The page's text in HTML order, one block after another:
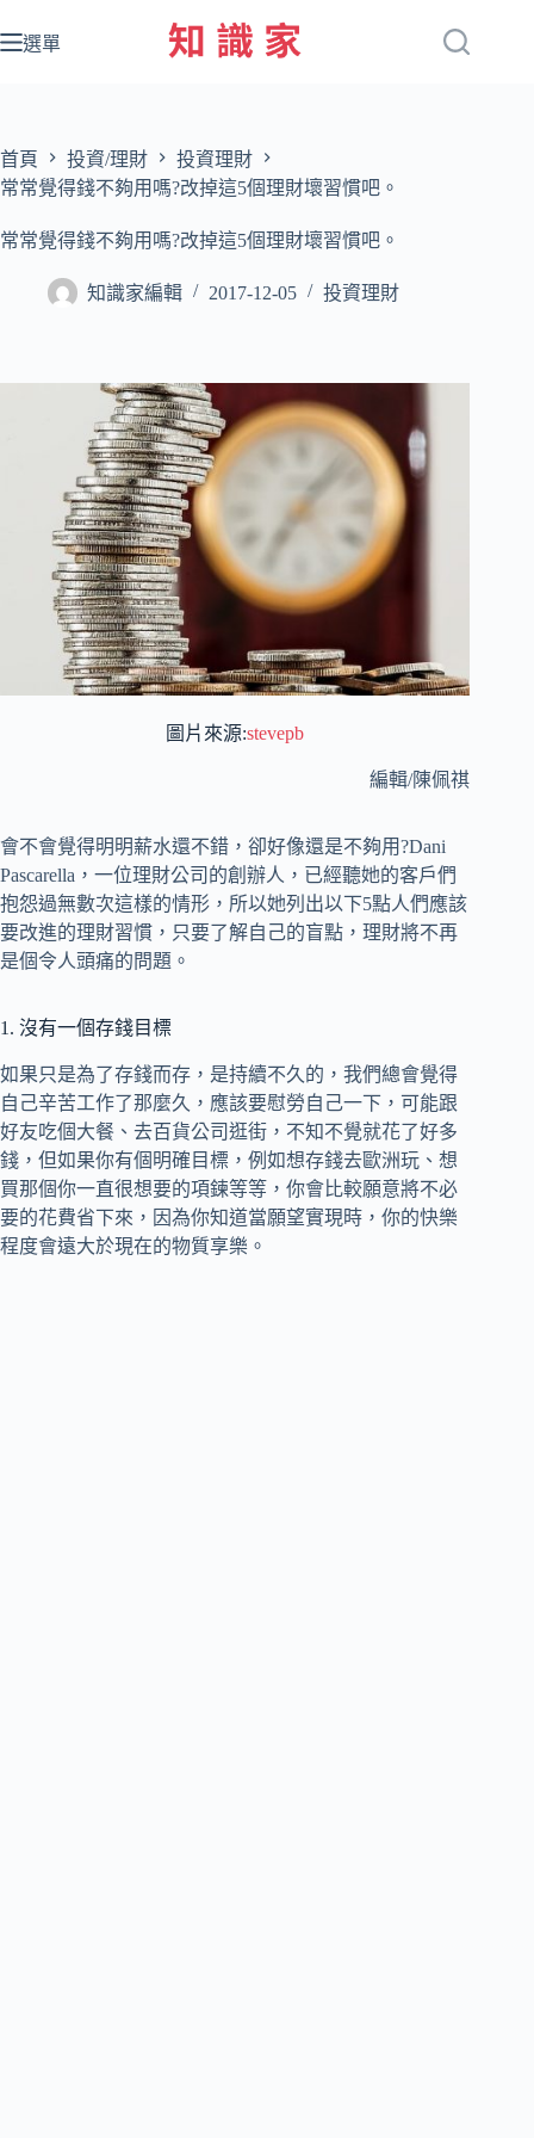
至
容
選單
首頁 投資/理財
投資理財
常常覺得錢不夠用嗎?改掉這5個理財壞習慣吧。
常常覺得錢不夠用嗎?改掉這5個理財壞習慣吧。
知識家編輯 2017-12-05 投資理財
圖片來源:stevepb
編輯/陳佩祺
會不會覺得明明薪水還不錯，卻好像還是不夠用?Dani
Pascarella，一位理財公司的創辦人，已經聽她的客戶們
抱怨過無數次這樣的情形，所以她列出以下5點人們應該
要改進的理財習慣，只要了解自己的盲點，理財將不再
是個令人頭痛的問題。
1. 沒有一個存錢目標
如果只是為了存錢而存，是持續不久的，我們總會覺得
自己辛苦工作了那麼久，應該要慰勞自己一下，可能跟
好友吃個大餐、去百貨公司逛街，不知不覺就花了好多
錢，但如果你有個明確目標，例如想存錢去歐洲玩、想
買那個你一直很想要的項鍊等等，你會比較願意將不必
要的花費省下來，因為你知道當願望實現時，你的快樂
程度會遠大於現在的物質享樂。